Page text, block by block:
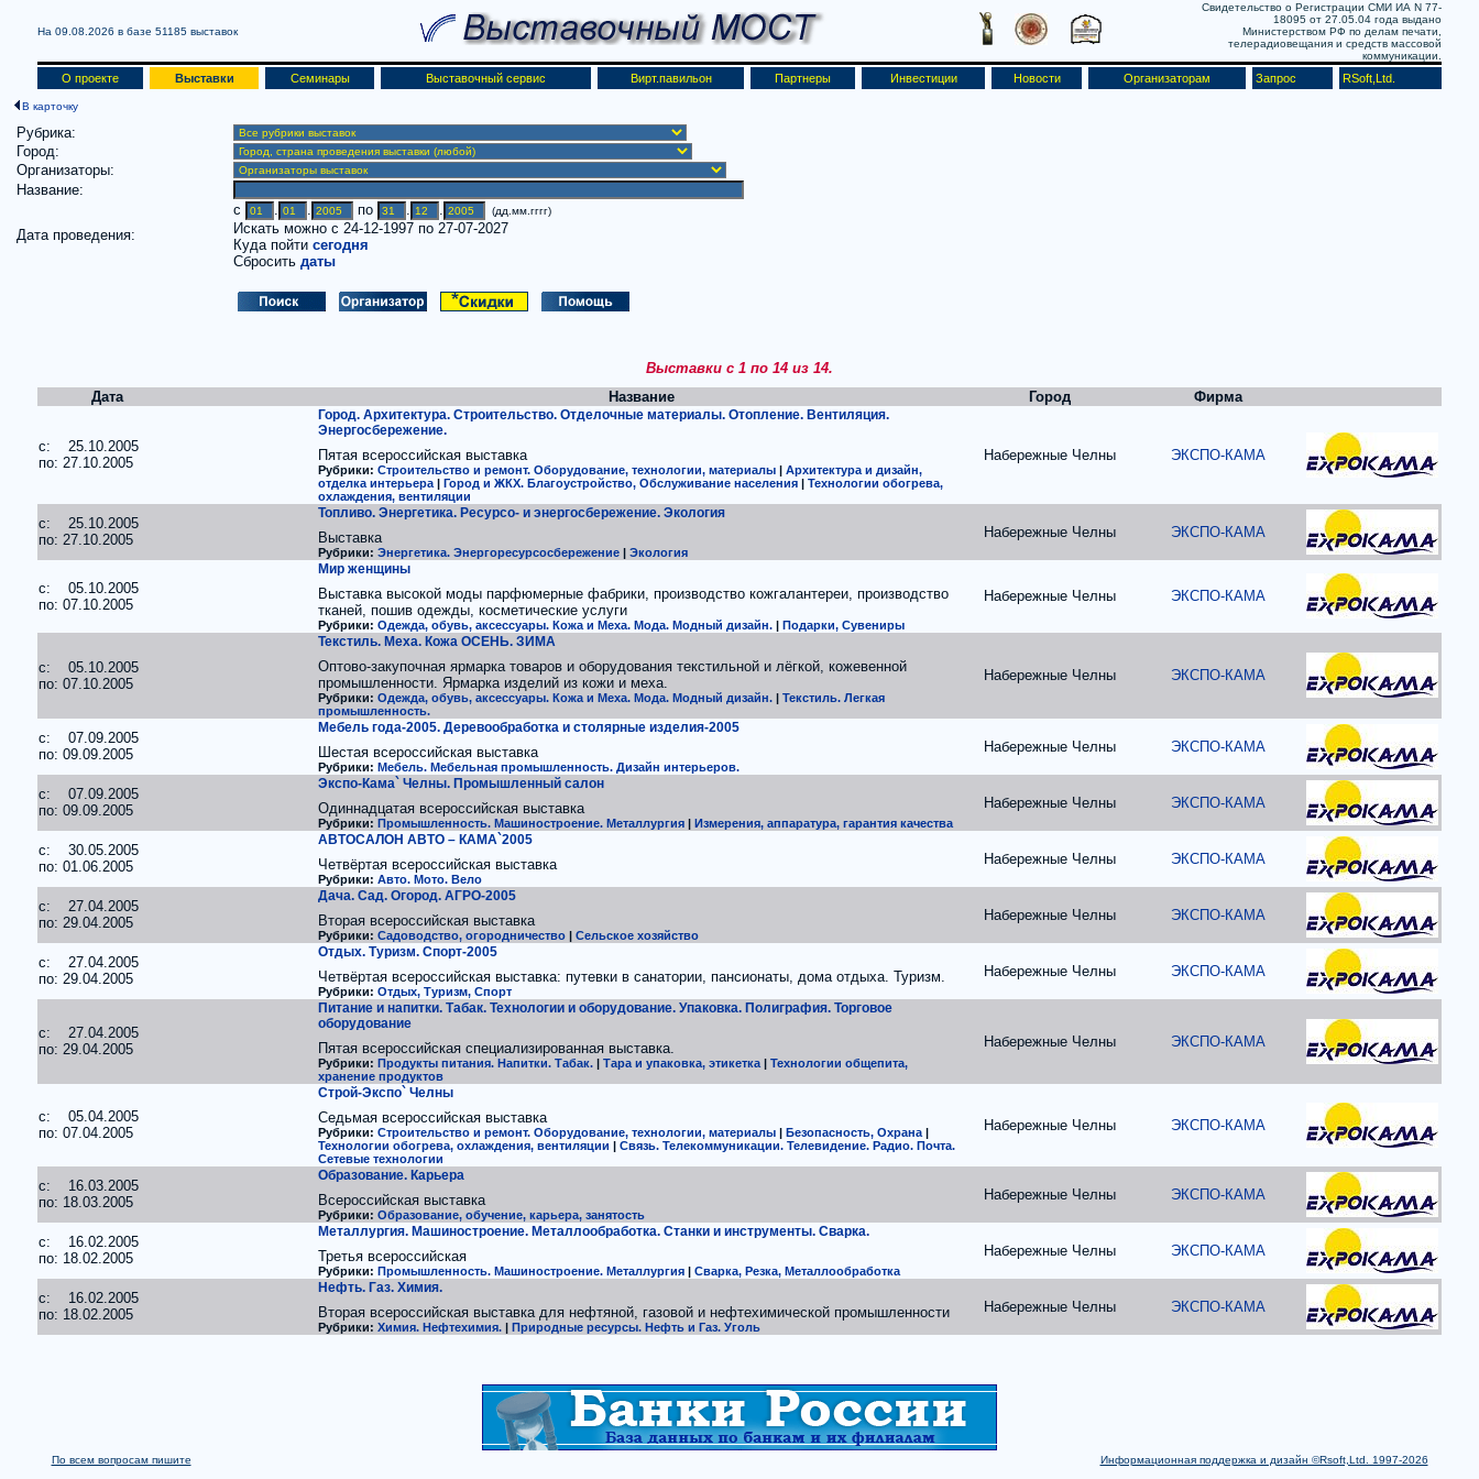
На 09.08.2026 в базе 51185 выставок
Свидетельство о Регистрации СМИ ИА N 77-
18095 от 27.05.04 года выдано
Министерством РФ по делам печати,
телерадиовещания и средств массовой
коммуникации.
О проекте Выставки Семинары Выставочный сервис Вирт.павильон Партнеры Инвестиции Новости Организаторам Запрос RSoft,Ltd.
В карточку
Рубрика:
Город:
Организаторы:
Название:
Дата проведения:
c . . по . . (дд.мм.гггг)
Искать можно с 24-12-1997 по 27-07-2027
Куда пойти сегодня
Сбросить даты
Выставки с 1 по 14 из 14.
Дата
Название Город Фирма
c: 25.10.2005
по: 27.10.2005
Город. Архитектура. Строительство. Отделочные материалы. Отопление. Вентиляция.
Энергосбережение.
Пятая всероссийская выставка
Рубрики: Строительство и ремонт. Оборудование, технологии, материалы
Архитектура и дизайн,
отделка интерьера
Город и ЖКХ. Благоустройство, Обслуживание населения
Технологии обогрева,
охлаждения, вентиляции
Набережные Челны ЭКСПО-КАМА
c: 25.10.2005
по: 27.10.2005
Топливо. Энергетика. Ресурсо- и энергосбережение. Экология
Выставка
Рубрики: Энергетика. Энергоресурсосбережение Экология
Набережные Челны ЭКСПО-КАМА
c: 05.10.2005
по: 07.10.2005
Мир женщины
Выставка высокой моды парфюмерные фабрики, производство кожгалантереи, производство
тканей, пошив одежды, косметические услуги
Рубрики: Одежда, обувь, аксессуары. Кожа и Меха. Мода. Модный дизайн. Подарки, Сувениры
Набережные Челны ЭКСПО-КАМА
c: 05.10.2005
по: 07.10.2005
Текстиль. Меха. Кожа ОСЕНЬ. ЗИМА
Оптово-закупочная ярмарка товаров и оборудования текстильной и лёгкой, кожевенной
промышленности. Ярмарка изделий из кожи и меха.
Рубрики: Одежда, обувь, аксессуары. Кожа и Меха. Мода. Модный дизайн.
Текстиль. Легкая
промышленность.
Набережные Челны ЭКСПО-КАМА
c: 07.09.2005
по: 09.09.2005
Мебель года-2005. Деревообработка и столярные изделия-2005
Шестая всероссийская выставка
Рубрики: Мебель. Мебельная промышленность. Дизайн интерьеров.
Набережные Челны ЭКСПО-КАМА
c: 07.09.2005
по: 09.09.2005
Экспо-Кама` Челны. Промышленный салон
Одиннадцатая всероссийская выставка
Рубрики: Промышленность. Машиностроение. Металлургия Измерения, аппаратура, гарантия качества
Набережные Челны ЭКСПО-КАМА
c: 30.05.2005
по: 01.06.2005
АВТОСАЛОН АВТО – КАМА`2005
Четвёртая всероссийская выставка
Рубрики: Авто. Мото. Вело
Набережные Челны ЭКСПО-КАМА
c: 27.04.2005
по: 29.04.2005
Дача. Сад. Огород. АГРО-2005
Вторая всероссийская выставка
Рубрики: Садоводство, огородничество Сельское хозяйство
Набережные Челны ЭКСПО-КАМА
c: 27.04.2005
по: 29.04.2005
Отдых. Туризм. Спорт-2005
Четвёртая всероссийская выставка: путевки в санатории, пансионаты, дома отдыха. Туризм.
Рубрики: Отдых, Туризм, Спорт
Набережные Челны ЭКСПО-КАМА
c: 27.04.2005
по: 29.04.2005
Питание и напитки. Табак. Технологии и оборудование. Упаковка. Полиграфия. Торговое
оборудование
Пятая всероссийская специализированная выставка.
Рубрики: Продукты питания. Напитки. Табак. Тара и упаковка, этикетка
Технологии общепита,
хранение продуктов
Набережные Челны ЭКСПО-КАМА
c: 05.04.2005
по: 07.04.2005
Строй-Экспо` Челны
Седьмая всероссийская выставка
Рубрики: Строительство и ремонт. Оборудование, технологии, материалы Безопасность, Охрана
Технологии обогрева, охлаждения, вентиляции
Связь. Телекоммуникации. Телевидение. Радио. Почта.
Сетевые технологии
Набережные Челны ЭКСПО-КАМА
c: 16.03.2005
по: 18.03.2005
Образование. Карьера
Всероссийская выставка
Рубрики: Образование, обучение, карьера, занятость
Набережные Челны ЭКСПО-КАМА
c: 16.02.2005
по: 18.02.2005
Металлургия. Машиностроение. Металлообработка. Станки и инструменты. Сварка.
Третья всероссийская
Рубрики: Промышленность. Машиностроение. Металлургия Сварка, Резка, Металлообработка
Набережные Челны ЭКСПО-КАМА
c: 16.02.2005
по: 18.02.2005
Нефть. Газ. Химия.
Вторая всероссийская выставка для нефтяной, газовой и нефтехимической промышленности
Рубрики: Химия. Нефтехимия. Природные ресурсы. Нефть и Газ. Уголь
Набережные Челны ЭКСПО-КАМА
По всем вопросам пишите Информационная поддержка и дизайн ©Rsoft,Ltd. 1997-2026